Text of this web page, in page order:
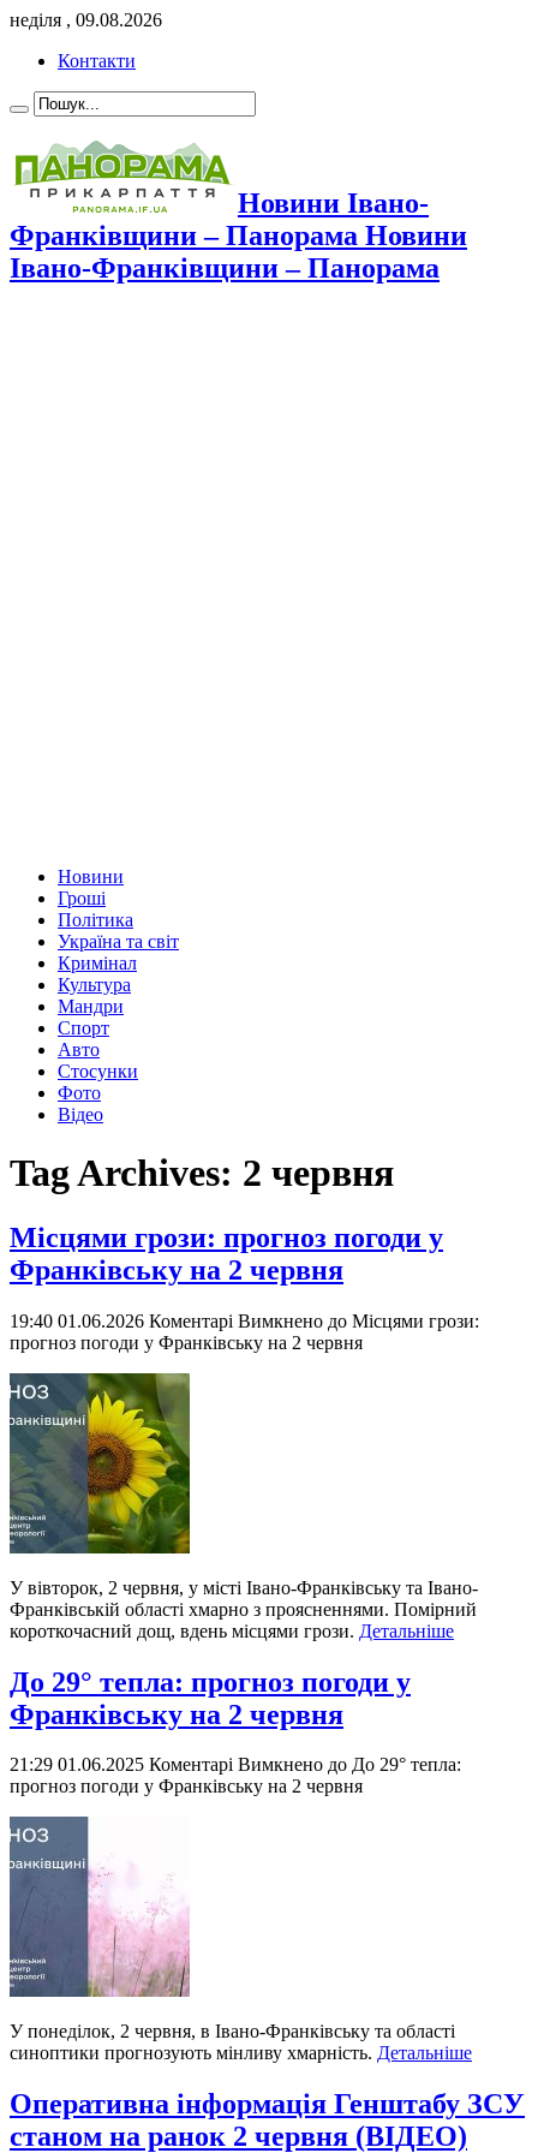
неділя , 09.08.2026
Контакти
Новини Івано-
Франківщини – Панорама Новини
Івано-Франківщини – Панорама
Новини
Гроші
Політика
Україна та світ
Кримінал
Культура
Мандри
Спорт
Авто
Стосунки
Фото
Відео
Tag Archives: 2 червня
Місцями грози: прогноз погоди у
Франківську на 2 червня
19:40 01.06.2026 Коментарі Вимкнено до Місцями грози:
прогноз погоди у Франківську на 2 червня
У вівторок, 2 червня, у місті Івано-Франківську та Івано-
Франківській області хмарно з проясненнями. Помірний
короткочасний дощ, вдень місцями грози. Детальніше
До 29° тепла: прогноз погоди у
Франківську на 2 червня
21:29 01.06.2025 Коментарі Вимкнено до До 29° тепла:
прогноз погоди у Франківську на 2 червня
У понеділок, 2 червня, в Івано-Франківську та області
синоптики прогнозують мінливу хмарність. Детальніше
Оперативна інформація Генштабу ЗСУ
станом на ранок 2 червня (ВІДЕО)